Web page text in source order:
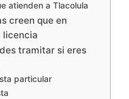
atienden a Tlacolula
creen que en
licencia
tramitar si eres
particular